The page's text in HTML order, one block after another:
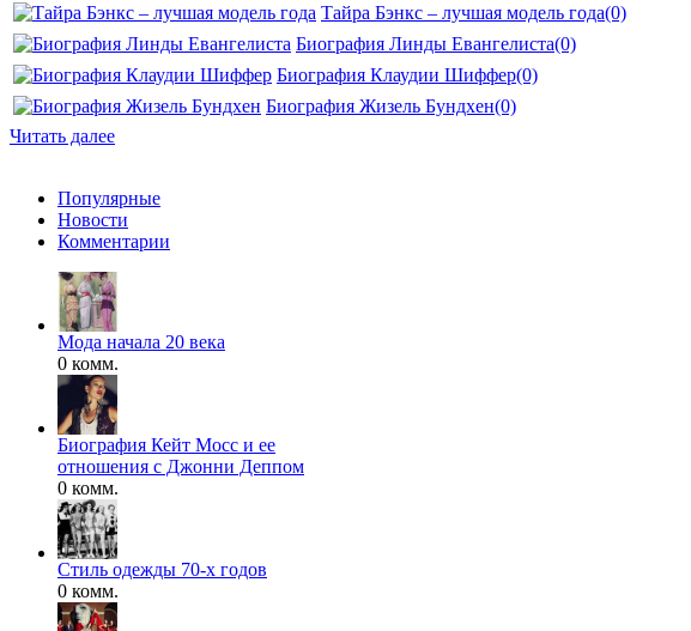
Тайра Бэнкс – лучшая модель года(0)
Биография Линды Евангелиста(0)
Биография Клаудии Шиффер(0)
Биография Жизель Бундхен(0)
Читать далее
Популярные
Новости
Комментарии
Мода начала 20 века
0 комм.
Биография Кейт Мосс и ее
отношения с Джонни Деппом
0 комм.
Стиль одежды 70-х годов
0 комм.